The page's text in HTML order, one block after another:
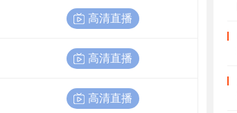
高清直播
高清直播
高清直播